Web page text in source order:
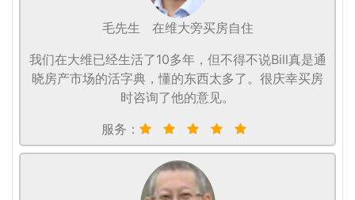
毛先生
在维大旁买房自住
我们在大维已经生活了10多年，但不得不说Bill真是通
晓房产市场的活字典，懂的东西太多了。很庆幸买房
时咨询了他的意见。
服务：